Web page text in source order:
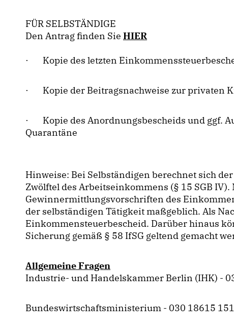
FÜR SELBSTÄNDIGE
Den Antrag finden Sie HIER
· Kopie des letzten
· Kopie der Beitragsnachweise zur privaten
· Kopie des Anordnungsbescheids und ggf.
Quarantäne
Hinweise: Bei Selbständigen berechnet sich
Zwölftel des Arbeitseinkommens (§ 15 SGB
Gewinnermittlungsvorschriften des
der selbständigen Tätigkeit maßgeblich. Als
Einkommensteuerbescheid. Darüber hinaus
Sicherung gemäß § 58 IfSG geltend gemacht
Allgemeine Fragen
Industrie- und Handelskammer Berlin (IHK) -
Bundeswirtschaftsministerium - 030 18615